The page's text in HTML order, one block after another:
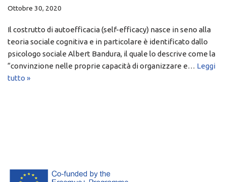
Ottobre 30, 2020
Il costrutto di autoefficacia (self-efficacy) nasce in seno alla
teoria sociale cognitiva e in particolare è identificato dallo
psicologo sociale Albert Bandura, il quale lo descrive come la
“convinzione nelle proprie capacità di organizzare e… Leggi
tutto »